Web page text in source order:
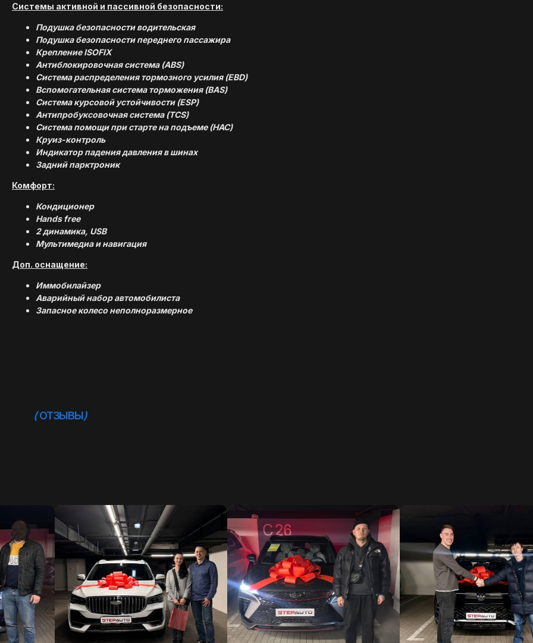
Системы активной и пассивной безопасности:
Подушка безопасности водительская
Подушка безопасности переднего пассажира
Крепление ISOFIX
Антиблокировочная система (ABS)
Система распределения тормозного усилия (EBD)
Вспомогательная система торможения (BAS)
Система курсовой устойчивости (ESP)
Антипробуксовочная система (TCS)
Система помощи при старте на подъеме (HAC)
Круиз-контроль
Индикатор падения давления в шинах
Задний парктроник
Комфорт:
Кондиционер
Hands free
2 динамика, USB
Мультимедиа и навигация
Доп. оснащение:
Иммобилайзер
Аварийный набор автомобилиста
Запасное колесо неполноразмерное
ОТЗЫВЫ)